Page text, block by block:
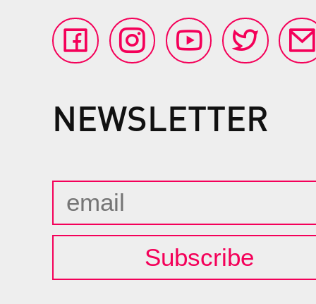
NEWSLETTER
Subscribe